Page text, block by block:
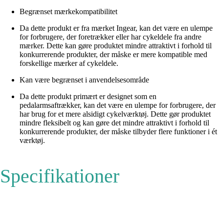
Begrænset mærkekompatibilitet
Da dette produkt er fra mærket Ingear, kan det være en ulempe
for forbrugere, der foretrækker eller har cykeldele fra andre
mærker. Dette kan gøre produktet mindre attraktivt i forhold til
konkurrerende produkter, der måske er mere kompatible med
forskellige mærker af cykeldele.
Kan være begrænset i anvendelsesområde
Da dette produkt primært er designet som en
pedalarmsaftrækker, kan det være en ulempe for forbrugere, der
har brug for et mere alsidigt cykelværktøj. Dette gør produktet
mindre fleksibelt og kan gøre det mindre attraktivt i forhold til
konkurrerende produkter, der måske tilbyder flere funktioner i ét
værktøj.
Specifikationer